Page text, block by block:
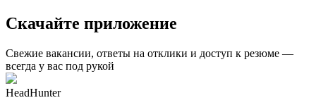
Скачайте приложение
Свежие вакансии, ответы на отклики и доступ к резюме —
всегда у вас под рукой
HeadHunter